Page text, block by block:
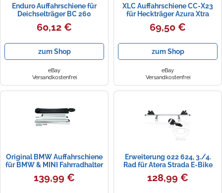
Enduro Auffahrschiene für
Deichselträger BC 260
60,12 €
zum Shop
eBay
Versandkostenfrei
XLC Auffahrschiene CC-X23
für Heckträger Azura Xtra
klappbar Rampe
69,50 €
zum Shop
eBay
Versandkostenfrei
Original BMW Auffahrschiene
für BMW & MINI Fahrradhalter
/ -träger 82722295787
139,99 €
Erweiterung 022 624, 3./4.
Rad für Atera Strada E-Bike
M/Sport M3
128,99 €